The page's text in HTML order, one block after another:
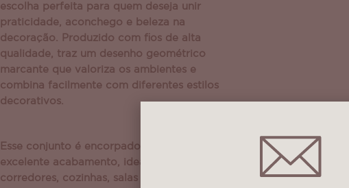
escolha perfeita para quem deseja unir
praticidade, aconchego e beleza na
decoração. Produzido com fios de alta
qualidade, traz um desenho geométrico
marcante que valoriza os ambientes e
combina facilmente com diferentes estilos
decorativos.
Esse conjunto é encorpado, resistente e de
excelente acabamento, ideal para
corredores, cozinhas, salas e quartos. Além